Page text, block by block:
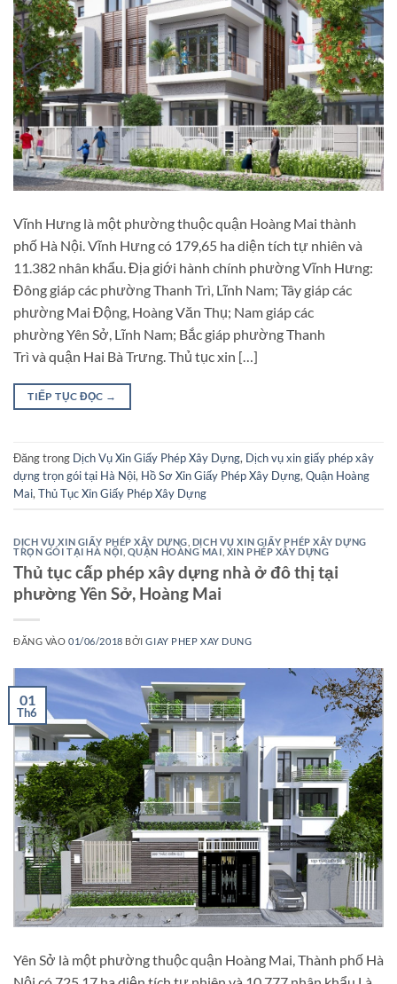
Vĩnh Hưng là một phường thuộc quận Hoàng Mai thành
phố Hà Nội. Vĩnh Hưng có 179,65 ha diện tích tự nhiên và
11.382 nhân khẩu. Địa giới hành chính phường Vĩnh Hưng:
Đông giáp các phường Thanh Trì, Lĩnh Nam; Tây giáp các
phường Mai Động, Hoàng Văn Thụ; Nam giáp các
phường Yên Sở, Lĩnh Nam; Bắc giáp phường Thanh
Trì và quận Hai Bà Trưng. Thủ tục xin […]
TIẾP TỤC ĐỌC →
Đăng trong Dịch Vụ Xin Giấy Phép Xây Dựng, Dịch vụ xin giấy phép xây
dựng trọn gói tại Hà Nội, Hồ Sơ Xin Giấy Phép Xây Dựng, Quận Hoàng
Mai, Thủ Tục Xin Giấy Phép Xây Dựng
DỊCH VỤ XIN GIẤY PHÉP XÂY DỰNG DỊCH VỤ XIN GIẤY PHÉP XÂY DỰNG
TRỌN GÓI TẠI HÀ NỘI QUẬN HOÀNG MAI XIN PHÉP XÂY DỰNG
Thủ tục cấp phép xây dựng nhà ở đô thị tại
phường Yên Sở, Hoàng Mai
ĐĂNG VÀO01/06/2018 BỞIGIAY PHEP XAY DUNG
01
Th6
Yên Sở là một phường thuộc quận Hoàng Mai, Thành phố Hà